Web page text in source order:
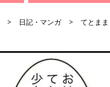
日記・マンガ てとまま